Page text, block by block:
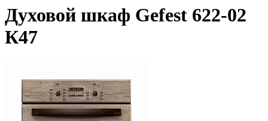
Духовой шкаф Gefest 622-02
К47